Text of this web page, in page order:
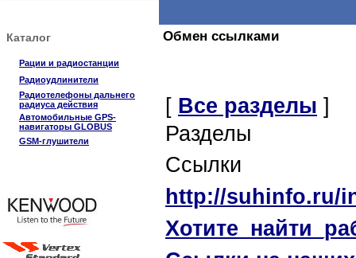
Каталог
Рации и радиостанции
Радиоудлинители
Радиотелефоны дальнего
радиуса действия
Автомобильные GPS-
навигаторы GLOBUS
GSM-глушители
Обмен ссылками
[ Все разделы ]
Разделы
Ссылки
http://suhinfo.ru/